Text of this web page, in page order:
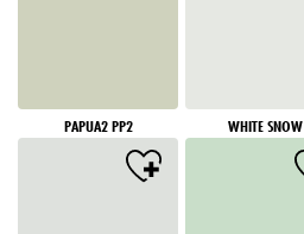
PAPUA2 PP2 WHITE SNOW